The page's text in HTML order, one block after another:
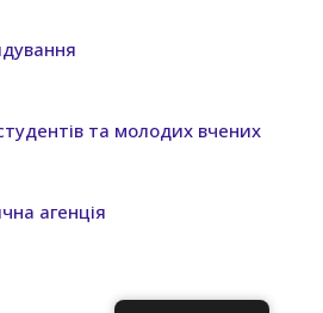
та молодих вчених
агенція